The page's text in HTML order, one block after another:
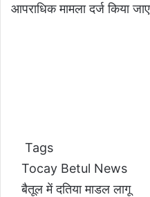
आपराधिक मामला दर्ज किया
Tags
Tocay Betul News
बैतूल में दतिया माडल लागू